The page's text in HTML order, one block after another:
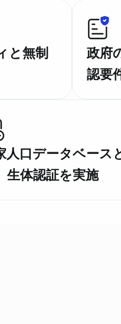
と無制
政府
認要
人口データベース
生体認証を実施